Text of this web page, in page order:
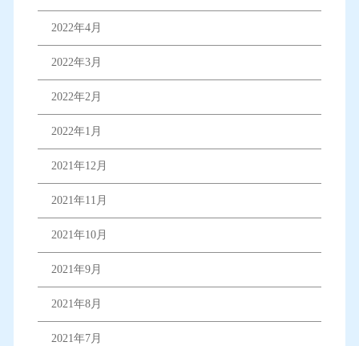
2022年4月
2022年3月
2022年2月
2022年1月
2021年12月
2021年11月
2021年10月
2021年9月
2021年8月
2021年7月